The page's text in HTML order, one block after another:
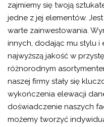
zajmiemy się twoją
jedne z jej elementów.
warte zainwestowania.
innych, dodając mu stylu i
najwyższą jakość w
różnorodnym
naszej firmy stały się
wykończenia elewacji
doświadczenie naszych
możemy tworzyć